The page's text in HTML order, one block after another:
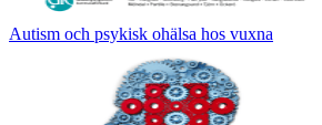
Autism och psykisk ohälsa hos vuxna